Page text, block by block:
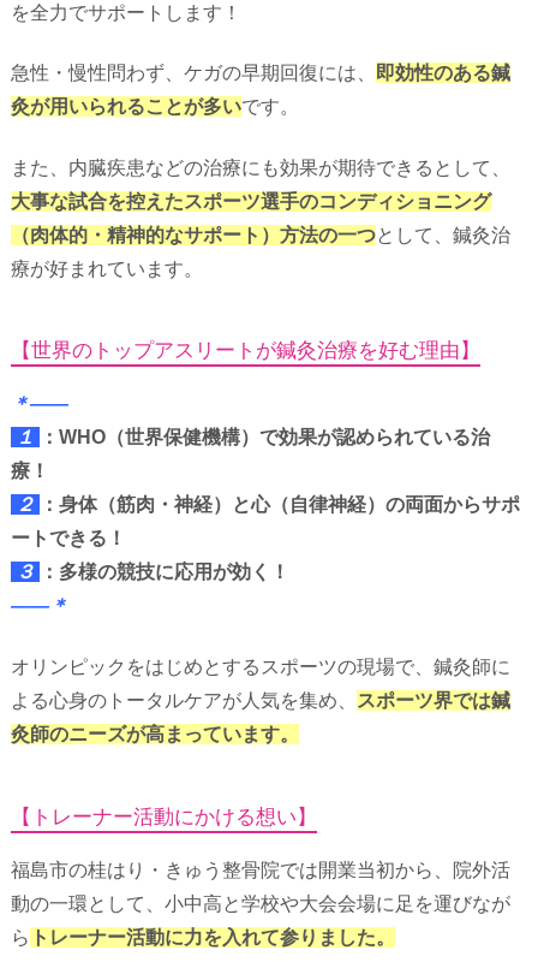
を全力でサポートします！
急性・慢性問わず、ケガの早期回復には、
即効性のある鍼
灸が用いられることが多いです。
また、内臓疾患などの治療にも効果が期待できるとして、
大事な試合を控えたスポーツ選手のコンディショニング
（肉体的・精神的なサポート）方法の一つとして、鍼灸治
療が好まれています。
【世界のトップアスリートが鍼灸治療を好む理由】
＊——
１
：WHO（世界保健機構）で効果が認められている治
療！
２
：身体（筋肉・神経）と心（自律神経）の両面からサポ
ートできる！
３
：多様の競技に応用が効く！
——＊
オリンピックをはじめとするスポーツの現場で、鍼灸師に
よる心身のトータルケアが人気を集め、
スポーツ界では鍼
灸師のニーズが高まっています。
【トレーナー活動にかける想い】
福島市の桂はり・きゅう整骨院では開業当初から、院外活
動の一環として、小中高と学校や大会会場に足を運びなが
ら トレーナー活動に力を入れて参りました。